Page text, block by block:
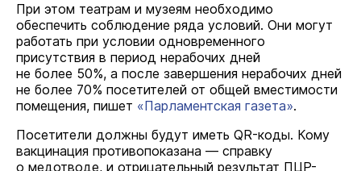
При этом театрам и музеям необходимо
обеспечить соблюдение ряда условий. Они могут
работать при условии одновременного
присутствия в период нерабочих дней
не более 50%, а после завершения нерабочих дней
не более 70% посетителей от общей вместимости
помещения, пишет «Парламентская газета».
Посетители должны будут иметь QR-коды. Кому
вакцинация противопоказана — справку
о медотводе, и отрицательный результат ПЦР-